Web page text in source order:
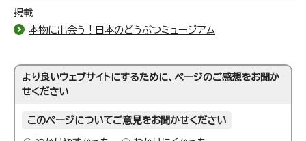
掲載
本物に出会う！日本のどうぶつミュージアム
より良いウェブサイトにするために、ページのご感想をお聞か
せください
このページについてご意見をお聞かせください